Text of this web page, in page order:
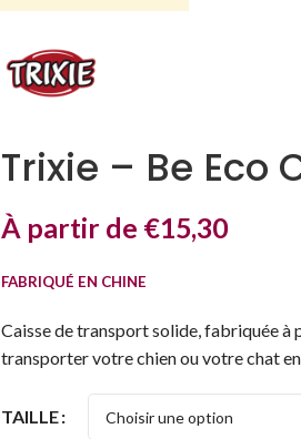
Trixie – Be
À partir de €15,30
FABRIQUÉ EN CHINE
Caisse de transport solide, fabriquée
transporter votre chien ou votre chat
TAILLE